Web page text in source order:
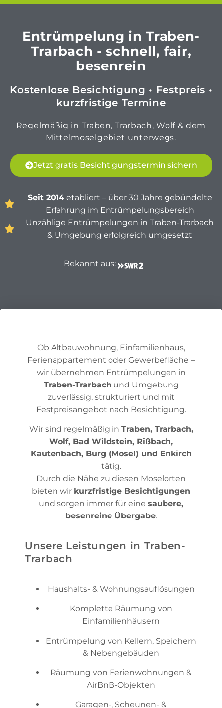
Entrümpelung in Traben-
Trarbach - schnell, fair,
besenrein
Kostenlose Besichtigung • Festpreis •
kurzfristige Termine
Regelmäßig in Traben, Trarbach, Wolf & dem
Mittelmoselgebiet unterwegs.
Jetzt gratis Besichtigungstermin sichern
Seit 2014etabliert – über 30 Jahre gebündelte
Erfahrung im Entrümpelungsbereich
Unzählige Entrümpelungen in Traben-Trarbach
& Umgebung erfolgreich umgesetzt
Bekannt aus:
Ob Altbauwohnung, Einfamilienhaus,
Ferienappartement oder Gewerbefläche –
wir übernehmen Entrümpelungen in
Traben-Trarbach und Umgebung
zuverlässig, strukturiert und mit
Festpreisangebot nach Besichtigung.
Wir sind regelmäßig in Traben, Trarbach,
Wolf, Bad Wildstein, Rißbach,
Kautenbach, Burg (Mosel) und Enkirch
tätig.
Durch die Nähe zu diesen Moselorten
bieten wir kurzfristige Besichtigungen
und sorgen immer für eine saubere,
besenreine Übergabe.
Unsere Leistungen in Traben-
Trarbach
Haushalts- & Wohnungsauflösungen
Komplette Räumung von
Einfamilienhäusern
Entrümpelung von Kellern, Speichern
& Nebengebäuden
Räumung von Ferienwohnungen &
AirBnB-Objekten
Garagen-, Scheunen- &